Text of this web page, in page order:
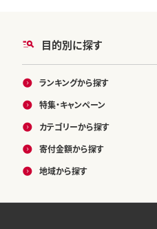
目的別に探す
ランキングから探す
特集・キャンペーン
カテゴリーから探す
寄付金額から探す
地域から探す